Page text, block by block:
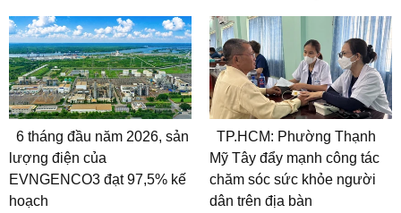
6 tháng đầu năm 2026, sản
lượng điện của
EVNGENCO3 đạt 97,5% kế
hoạch
TP.HCM: Phường Thạnh
Mỹ Tây đẩy mạnh công tác
chăm sóc sức khỏe người
dân trên địa bàn